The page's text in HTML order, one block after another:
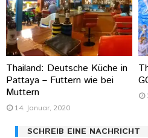
Thailand: Deutsche Küche in
Pattaya – Futtern wie bei
Muttern
14. Januar, 2020
SCHREIB EINE NACHRICHT